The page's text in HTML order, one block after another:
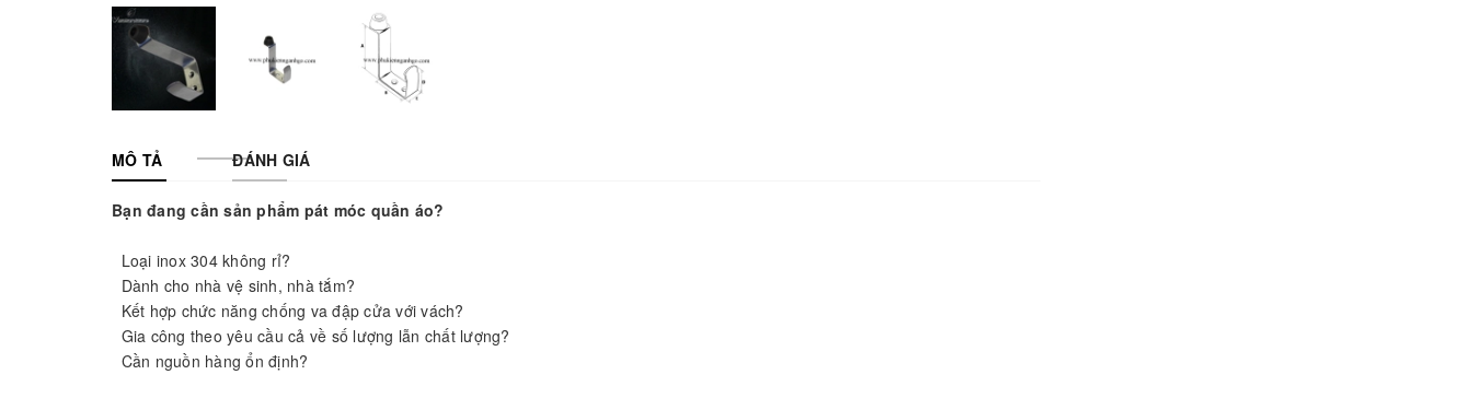
MÔ TẢ ĐÁNH GIÁ
Bạn đang cần sản phẩm pát móc quần áo?
Loại inox 304 không rỉ?
Dành cho nhà vệ sinh, nhà tắm?
Kết hợp chức năng chống va đập cửa với vách?
Gia công theo yêu cầu cả về số lượng lẫn chất lượng?
Cần nguồn hàng ổn định?